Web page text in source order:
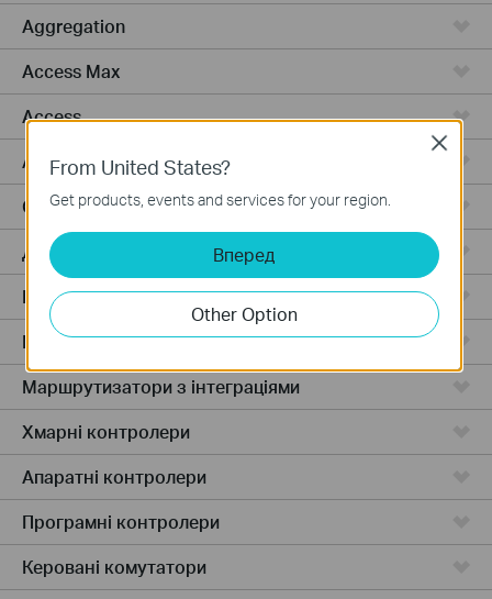
Aggregation
Access Max
Access
Access Pro
GPON
Дротові маршрутизатори
Бездротові маршрутизатори
Маршрутизатори 4G WiFi
Маршрутизатори з інтеграціями
Хмарні контролери
Апаратні контролери
Програмні контролери
Керовані комутатори
From United States?
Get products, events and services for your region.
Вперед
Other Option
Close